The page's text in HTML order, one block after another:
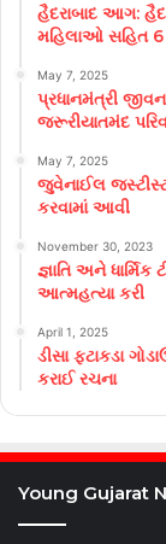
હૈદરાબાદ આગ:
મહિલાઓ સહિત 6
May 7, 2025
પ્રધાનમંત્રી જીવન
જરૂરીયાતમંદ
May 7, 2025
જુવેનાઈલ જસ્ટીસ્ટ
કરવામાં આવી
November 30, 2023
જ્ઞાતિ અને
આત્મહત્યા કરી
April 1, 2025
ડીસા ફટાકડા
કરાઈ રચના
Young Gujarat